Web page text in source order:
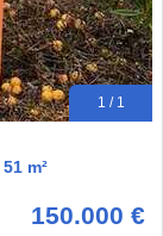
1 / 1
m²
150.000 €